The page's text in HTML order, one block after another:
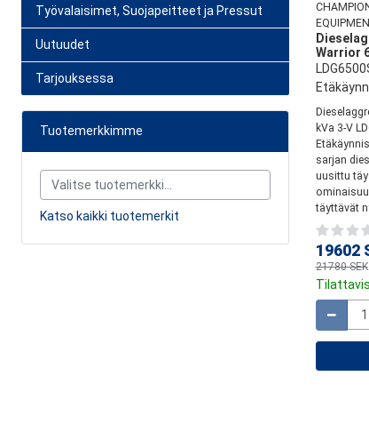
Työvalaisimet, Suojapeitteet ja Pressut
Uutuudet
Tarjouksessa
Tuotemerkkimme
Katso kaikki tuotemerkit
Warrior
kVa 3-V
sarjan
uusittu
täyttävät
19602
21780 SEK
Määrä